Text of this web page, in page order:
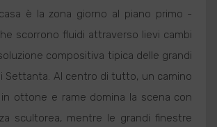
è la zona giorno al piano primo -
scorrono fluidi attraverso lievi cambi
compositiva tipica delle grandi
Settanta. Al centro di tutto, un camino
ottone e rame domina la scena con
scultorea, mentre le grandi finestre